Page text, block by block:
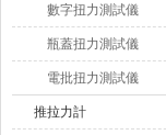
數字扭力測試儀
瓶蓋扭力測試儀
電批扭力測試儀
推拉力計